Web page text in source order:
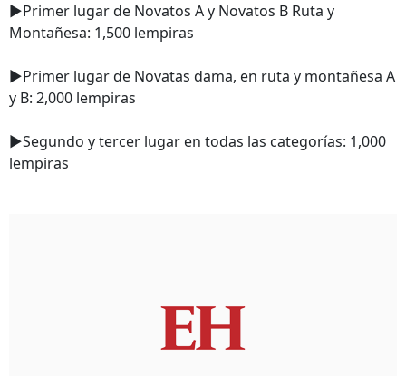
►Primer lugar de Novatos A y Novatos B Ruta y
Montañesa: 1,500 lempiras
►Primer lugar de Novatas dama, en ruta y montañesa A
y B: 2,000 lempiras
►Segundo y tercer lugar en todas las categorías: 1,000
lempiras